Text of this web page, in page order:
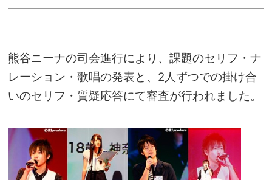
熊谷ニーナの司会進行により、課題のセリフ・ナ
レーション・歌唱の発表と、2人ずつでの掛け合
いのセリフ・質疑応答にて審査が行われました。